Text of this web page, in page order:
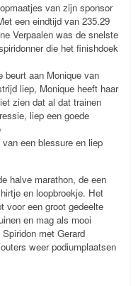
van zijn sponsor
een eindtijd van 235.29
Verpaalen was de snelste
die het finishdoek
beurt aan Monique van
liep, Monique heeft haar
zien dat al dat trainen
liep een goede
een blessure en liep
halve marathon, de een
en loopbroekje. Het
voor een groot gedeelte
en mag als mooi
met Gerard
weer podiumplaatsen